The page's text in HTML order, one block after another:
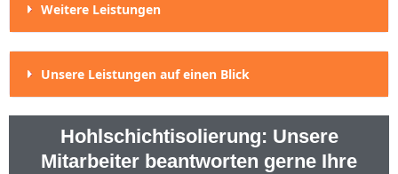
Weitere Leistungen
Unsere Leistungen auf einen Blick
Hohlschichtisolierung: Unsere
Mitarbeiter beantworten gerne Ihre